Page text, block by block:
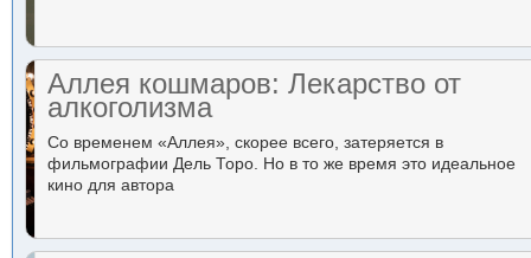
Аллея кошмаров: Лекарство от
алкоголизма
Со временем «Аллея», скорее всего, затеряется в
фильмографии Дель Торо. Но в то же время это идеальное
кино для автора